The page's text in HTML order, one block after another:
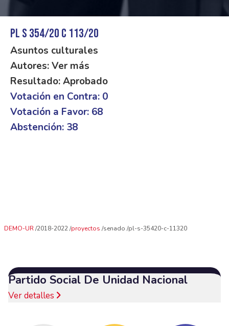
PL S 354/20 C 113/20
Asuntos culturales
Autores: Ver más
Resultado: Aprobado
Votación en Contra: 0
Votación a Favor: 68
Abstención: 38
DEMO-UR 2018-2022 proyectos senado pl-s-35420-c-11320
Partido Social De Unidad Nacional
Ver detalles